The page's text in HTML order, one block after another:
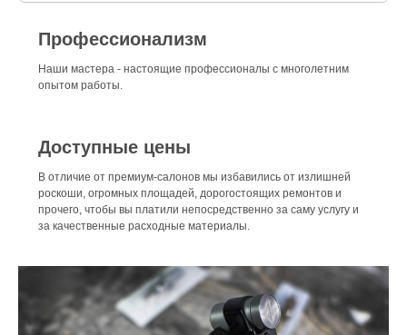
Профессионализм
Наши мастера - настоящие профессионалы с многолетним
опытом работы.
Доступные цены
В отличие от премиум-салонов мы избавились от излишней
роскоши, огромных площадей, дорогостоящих ремонтов и
прочего, чтобы вы платили непосредственно за саму услугу и
за качественные расходные материалы.